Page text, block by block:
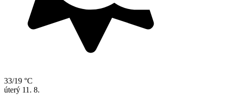
33/19 °C
úterý 11. 8.